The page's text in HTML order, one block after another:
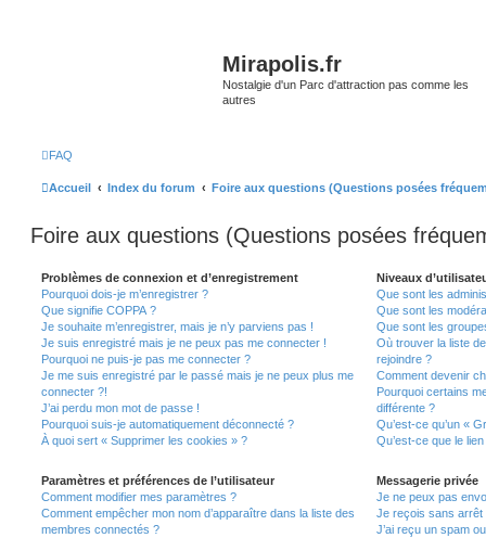
Mirapolis.fr
Nostalgie d'un Parc d'attraction pas comme les
autres
FAQ
Accueil Index du forum Foire aux questions (Questions posées
Foire aux questions (Questions posées
Problèmes de connexion et d’enregistrement
Pourquoi dois-je m’enregistrer ?
Que signifie COPPA ?
Je souhaite m’enregistrer, mais je n’y parviens pas !
Je suis enregistré mais je ne peux pas me connecter !
Pourquoi ne puis-je pas me connecter ?
Je me suis enregistré par le passé mais je ne peux plus me
connecter ?!
J’ai perdu mon mot de passe !
Pourquoi suis-je automatiquement déconnecté ?
À quoi sert « Supprimer les cookies » ?
Paramètres et préférences de l’utilisateur
Comment modifier mes paramètres ?
Comment empêcher mon nom d’apparaître dans la liste des
membres connectés ?
Niveaux
Que sont les
Que sont les
Que sont les
Où trouver la liste
rejoindre ?
Comment devenir
Pourquoi certains
différente ?
Qu’est-ce qu’un «
Qu’est-ce que le
Messagerie privée
Je ne peux pas
Je reçois sans arrêt
J’ai reçu un spam